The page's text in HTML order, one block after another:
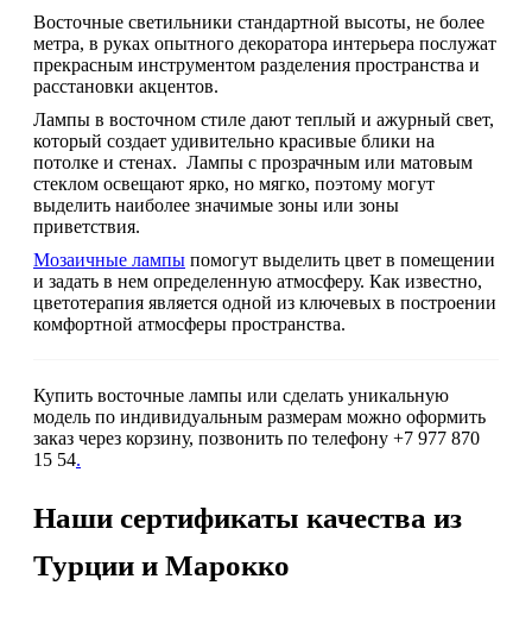
Восточные светильники стандартной высоты, не более
метра, в руках опытного декоратора интерьера послужат
прекрасным инструментом разделения пространства и
расстановки акцентов.
Лампы в восточном стиле дают теплый и ажурный свет,
который создает удивительно красивые блики на
потолке и стенах. Лампы с прозрачным или матовым
стеклом освещают ярко, но мягко, поэтому могут
выделить наиболее значимые зоны или зоны
приветствия.
Мозаичные лампы помогут выделить цвет в помещении
и задать в нем определенную атмосферу. Как известно,
цветотерапия является одной из ключевых в построении
комфортной атмосферы пространства.
Купить восточные лампы или сделать уникальную
модель по индивидуальным размерам можно оформить
заказ через корзину, позвонить по телефону +7 977 870
15 54.
Наши сертификаты качества из
Турции и Марокко